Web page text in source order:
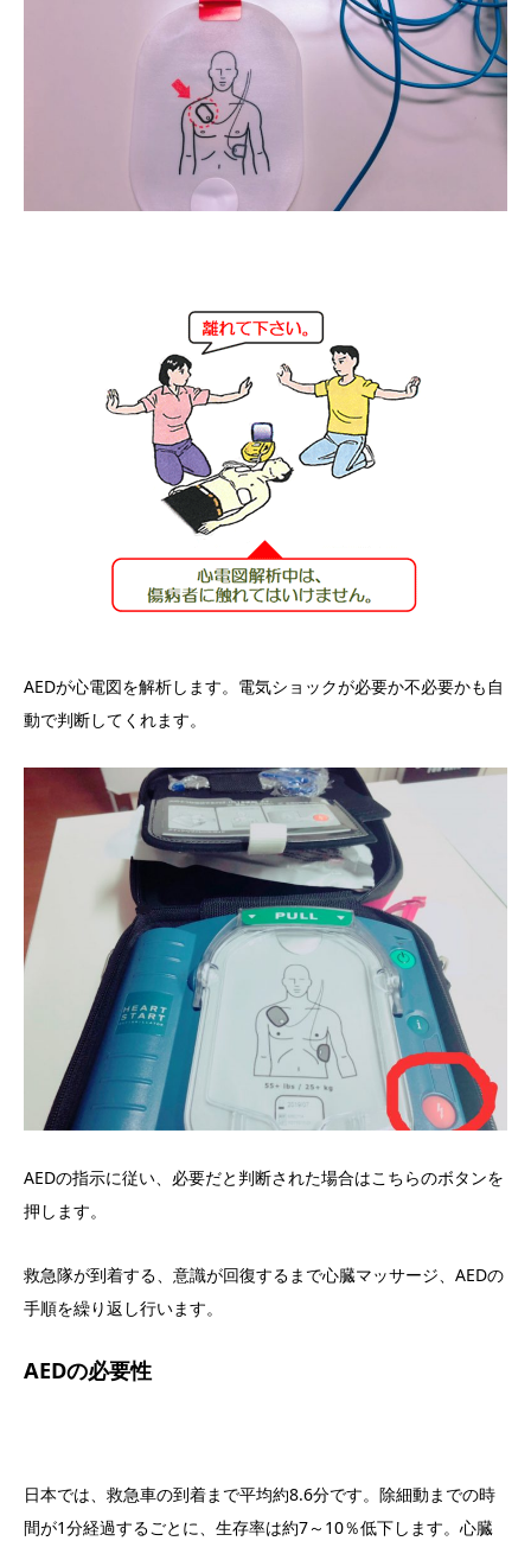
AEDが心電図を解析します。電気ショックが必要か不必要かも自
動で判断してくれます。
AEDの指示に従い、必要だと判断された場合はこちらのボタンを
押します。
救急隊が到着する、意識が回復するまで心臓マッサージ、AEDの
手順を繰り返し行います。
AEDの必要性
日本では、救急車の到着まで平均約8.6分です。除細動までの時
間が1分経過するごとに、生存率は約7～10％低下します。心臓